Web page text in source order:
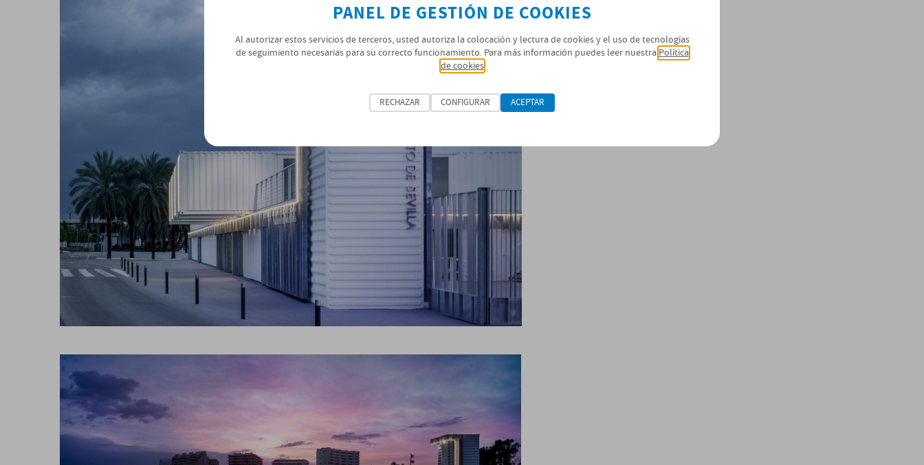
PANEL DE GESTIÓN DE COOKIES
Al autorizar estos servicios de terceros, usted autoriza la colocación y lectura de cookies y el uso de tecnologías
de seguimiento necesarias para su correcto funcionamiento. Para más información puedes leer nuestra Política
de cookies
RECHAZAR CONFIGURAR ACEPTAR